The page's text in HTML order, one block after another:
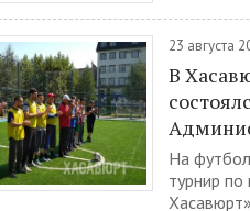
23 августа
В
На
турнир